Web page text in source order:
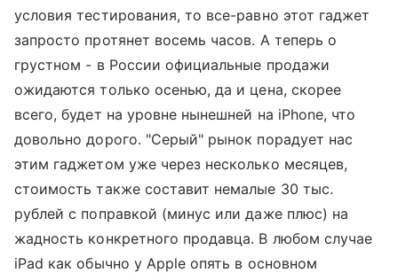
условия тестирования, то все-равно этот гаджет
запросто протянет восемь часов. А теперь о
грустном - в России официальные продажи
ожидаются только осенью, да и цена, скорее
всего, будет на уровне нынешней на iPhone, что
довольно дорого. "Серый" рынок порадует нас
этим гаджетом уже через несколько месяцев,
стоимость также составит немалые 30 тыс.
рублей с поправкой (минус или даже плюс) на
жадность конкретного продавца. В любом случае
iPad как обычно у Apple опять в основном